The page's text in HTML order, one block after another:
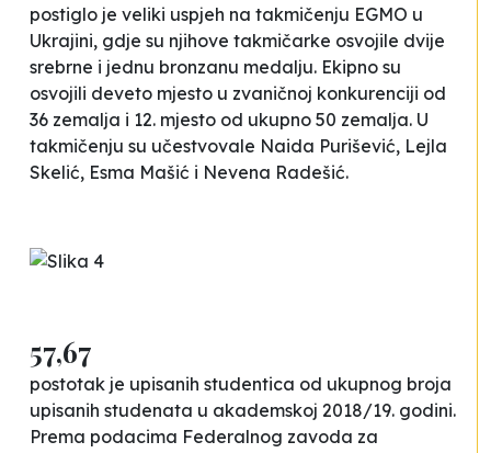
postiglo je veliki uspjeh na takmičenju EGMO u
Ukrajini, gdje su njihove takmičarke osvojile dvije
srebrne i jednu bronzanu medalju. Ekipno su
osvojili deveto mjesto u zvaničnoj konkurenciji od
36 zemalja i 12. mjesto od ukupno 50 zemalja. U
takmičenju su učestvovale Naida Purišević, Lejla
Skelić, Esma Mašić i Nevena Radešić.
57,67
postotak je upisanih studentica od ukupnog broja
upisanih studenata u akademskoj 2018/19. godini.
Prema podacima Federalnog zavoda za